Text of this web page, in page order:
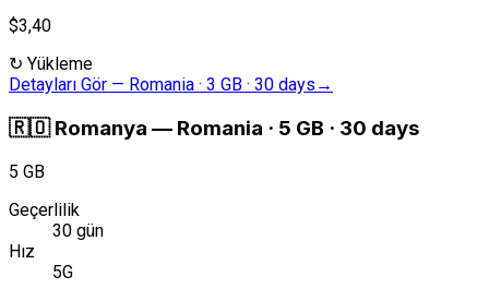
$3,40
↻ Yükleme
Detayları Gör — Romania · 3 GB · 30 days →
🇷🇴 Romanya — Romania · 5 GB · 30 days
5 GB
Geçerlilik
30 gün
Hız
5G